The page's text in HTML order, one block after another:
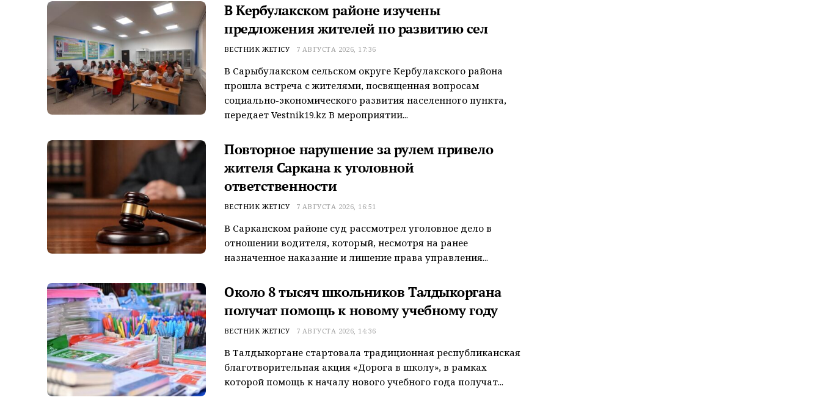
В Кербулакском районе изучены
предложения жителей по развитию сел
ВЕСТНИК ЖЕТІСУ 7 АВГУСТА 2026, 17:36
В Сарыбулакском сельском округе Кербулакского района
прошла встреча с жителями, посвященная вопросам
социально-экономического развития населенного пункта,
передает Vestnik19.kz В мероприятии...
Повторное нарушение за рулем привело
жителя Саркана к уголовной
ответственности
ВЕСТНИК ЖЕТІСУ 7 АВГУСТА 2026, 16:51
В Сарканском районе суд рассмотрел уголовное дело в
отношении водителя, который, несмотря на ранее
назначенное наказание и лишение права управления...
Около 8 тысяч школьников Талдыкоргана
получат помощь к новому учебному году
ВЕСТНИК ЖЕТІСУ 7 АВГУСТА 2026, 14:36
В Талдыкоргане стартовала традиционная республиканская
благотворительная акция «Дорога в школу», в рамках
которой помощь к началу нового учебного года получат...